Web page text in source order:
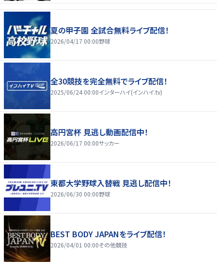
夏の甲子園 全試合無料ライブ配信！
2026/04/17 00:00野球
全30競技を完全無料でライブ配信！
2025/06/24 00:00インターハイ(インハイ.tv)
高円宮杯 見逃し動画配信中！
2026/06/17 00:00サッカー
東都大学野球入替戦 見逃し配信中！
2026/06/30 00:00野球
BEST BODY JAPANをライブ配信！
2026/04/01 00:00その他競技